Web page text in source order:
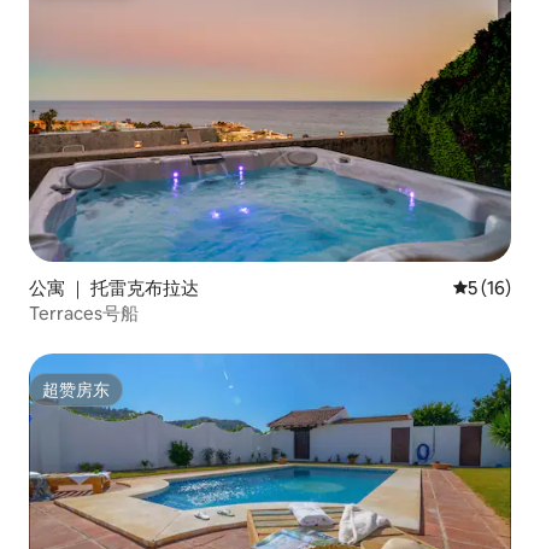
公寓 ｜ 托雷克布拉达 平均评分
5 (16)
Terraces号船
超赞房东
超赞房东